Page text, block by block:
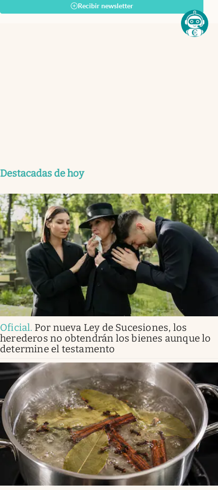
Recibir newsletter
Destacadas de hoy
Oficial. Por nueva Ley de Sucesiones, los
herederos no obtendrán los bienes aunque lo
determine el testamento